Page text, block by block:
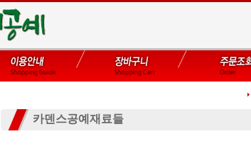
카덴스공예재료들